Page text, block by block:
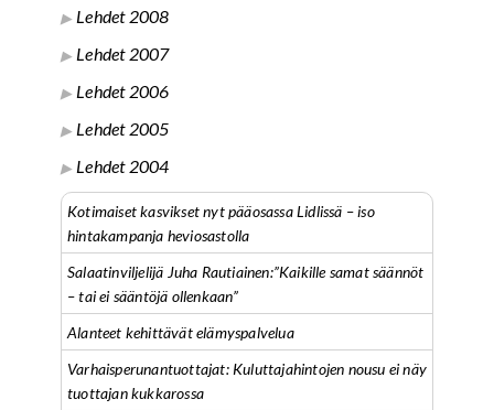
Lehdet 2008
Lehdet 2007
Lehdet 2006
Lehdet 2005
Lehdet 2004
Kotimaiset kasvikset nyt pääosassa Lidlissä – iso
hintakampanja heviosastolla
Salaatinviljelijä Juha Rautiainen:”Kaikille samat säännöt
– tai ei sääntöjä ollenkaan”
Alanteet kehittävät elämyspalvelua
Varhaisperunantuottajat: Kuluttajahintojen nousu ei näy
tuottajan kukkarossa